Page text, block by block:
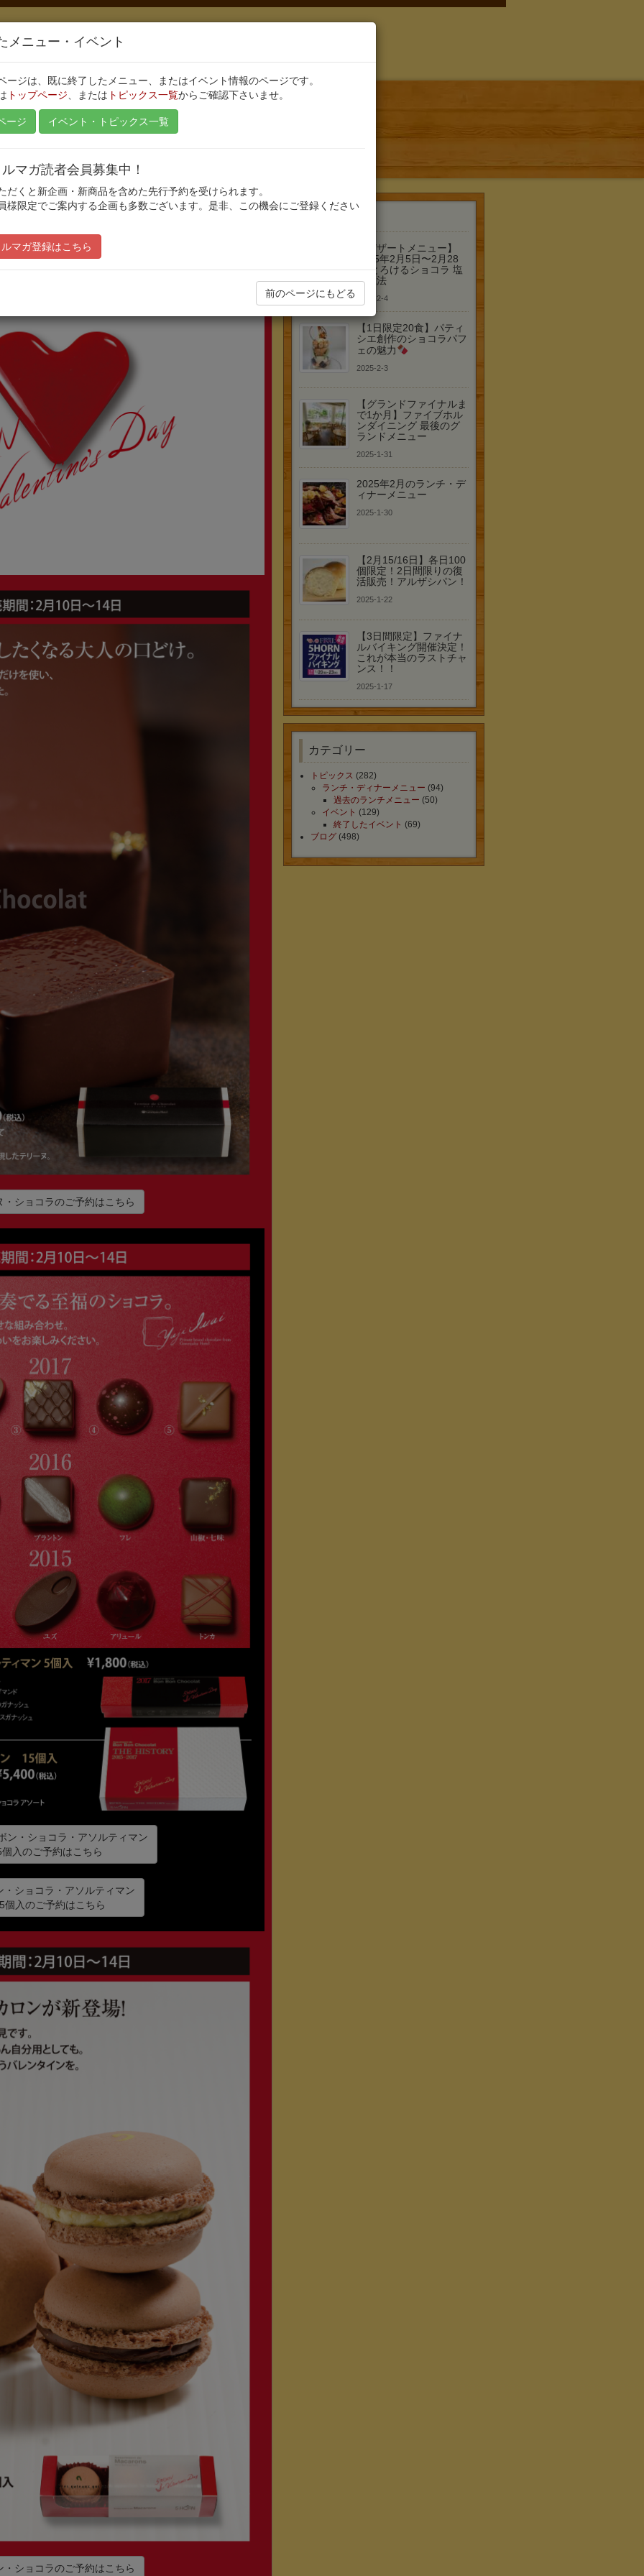
公開日:2017/01/14
・ショコラのご予約はこちら
ン・ショコラ・アソルティマン
個入のご予約はこちら
・ショコラ・アソルティマン
個入のご予約はこちら
・ショコラのご予約はこちら
【デザートメニュー】
2025年2月5日〜2月28
日/とろけるショコラ 塩
の魔法
2025-2-4
【1日限定20食】パティ
シエ創作のショコラパフ
ェの魅力
2025-2-3
【グランドファイナルま
で1か月】ファイブホル
ンダイニング 最後のグ
ランドメニュー
2025-1-31
2025年2月のランチ・デ
ィナーメニュー
2025-1-30
【2月15/16日】各日100
個限定！2日間限りの復
活販売！アルザシパン！
2025-1-22
【3日間限定】ファイナ
ルバイキング開催決定！
これが本当のラストチャ
ンス！！
2025-1-17
カテゴリー
トピックス (282)
ランチ・ディナーメニュー (94)
過去のランチメニュー (50)
イベント (129)
終了したイベント (69)
ブログ(498)
メニュー・イベント
ージは、既に終了したメニュー、またはイベント情報のページです。
トップページ 、または トピックス一覧からご確認下さいませ。
ージ イベント・トピックス一覧
マガ読者会員募集中！
だくと新企画・新商品を含めた先行予約を受けられます。
様限定でご案内する企画も多数ございます。是非、この機会にご登録ください
マガ登録はこちら
前のページにもどる